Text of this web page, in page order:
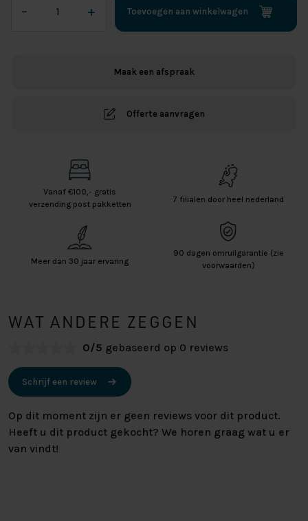
–
54
+ Toevoegen aan winkelwagen
Maak een afspraak
Offerte aanvragen
Vanaf €100,- gratis
verzending post pakketten
7 filialen door heel nederland
Meer dan 30 jaar ervaring
90 dagen omruilgarantie (zie
voorwaarden)
WAT ANDERE ZEGGEN
0/5 gebaseerd op 0 reviews
Schrijf een review
Op dit moment zijn er geen reviews voor dit product.
Heeft u dit product gekocht? We horen graag wat u er
van vindt!